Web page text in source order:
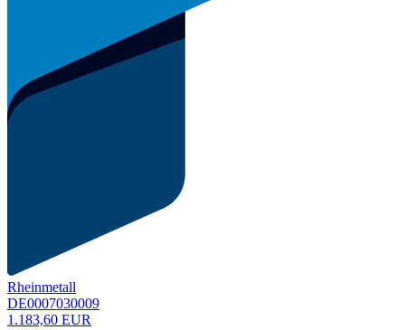
Rheinmetall
DE0007030009
1.183,60 EUR